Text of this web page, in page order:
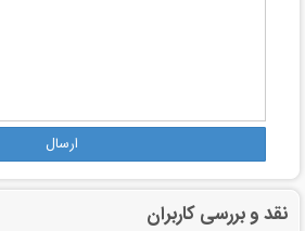
ارسال
نقد و بررسی کاربران